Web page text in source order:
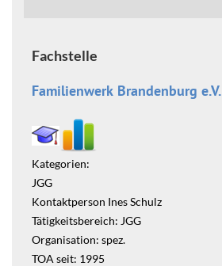
Fachstelle
Familienwerk Brandenburg e.V.
Kategorien:
JGG
Kontaktperson Ines Schulz
Tätigkeitsbereich: JGG
Organisation: spez.
TOA seit: 1995